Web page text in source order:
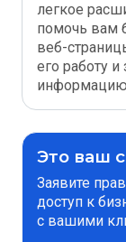
легкое
помочь вам
веб-
его работу
Это ваш
Заявите
доступ к
с вашими